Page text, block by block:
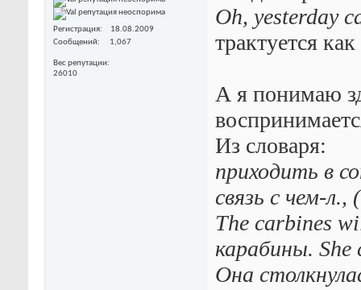
Регистрация
18.08.2009
Сообщений
1,067
Вес репутации
26010
Oh, yesterday
трактуется
А я понимаю
Из словаря:
приходить в
связь с чем-
The carbines
карабины.
Она